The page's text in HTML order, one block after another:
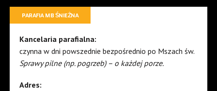
PARAFIA MB ŚNIEŻNA
Kancelaria parafialna:
czynna w dni powszednie bezpośrednio po Mszach św.
Sprawy pilne (np. pogrzeb) – o każdej porze.
Adres: